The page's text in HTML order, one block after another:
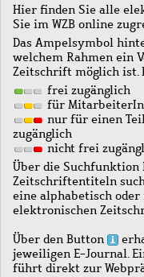
Hier finden Sie alle
Sie im WZB online
Das Ampelsymbol
welchem Rahmen ein
Zeitschrift möglich
frei zugänglich
für
nur für einen
zugänglich
nicht frei
Über die Suchfunktion
Zeitschriftentiteln
eine alphabetisch oder
elektronischen
Über den Button
jeweiligen E-Journal.
führt direkt zur